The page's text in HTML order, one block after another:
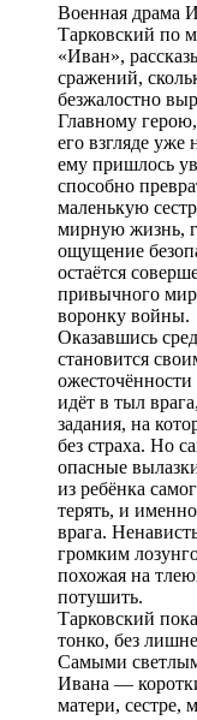
Военная драма
Тарковский по
«Иван»,
сражений,
безжалостно
Главному герою,
его взгляде
ему пришлось
способно
маленькую
мирную жизнь,
ощущение
остаётся
привычного
воронку войны.
Оказавшись
становится
идёт в тыл
задания, на
без страха. Но
опасные
из ребёнка
терять, и
врага.
громким
похожая на
потушить.
Тарковский
тонко, без
Самыми
Ивана —
матери, сестре,